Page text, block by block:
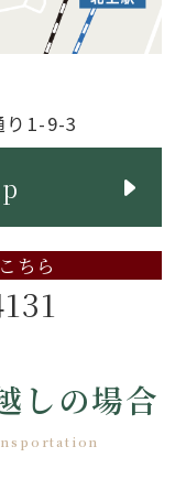
1-9-3
ちら
しの場合